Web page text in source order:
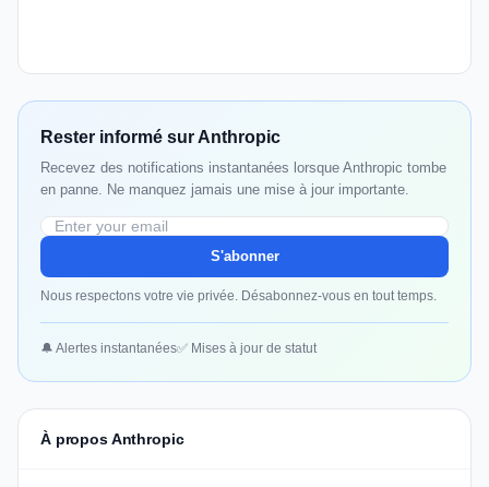
Rester informé sur Anthropic
Recevez des notifications instantanées lorsque Anthropic tombe
en panne. Ne manquez jamais une mise à jour importante.
S'abonner
Nous respectons votre vie privée. Désabonnez-vous en tout temps.
🔔 Alertes instantanées✅ Mises à jour de statut
À propos Anthropic